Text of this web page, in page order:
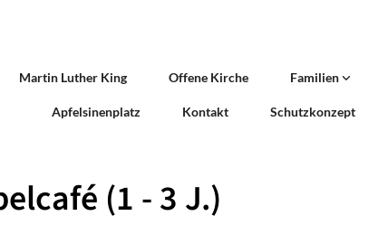
Martin Luther King Offene Kirche Familien
Apfelsinenplatz Kontakt Schutzkonzept
(1 - 3 J.)